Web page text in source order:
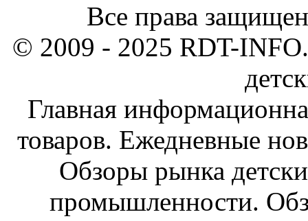
Все права
© 2009 - 2025 RDT-
Главная
товаров. Ежедневные
Обзоры рынка
промышленности.